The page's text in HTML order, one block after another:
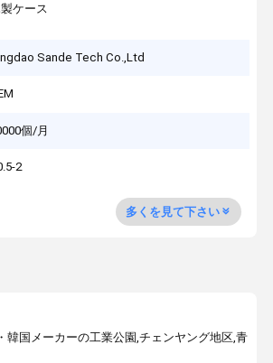
ケース
Sande Tech Co.,Ltd
個/月
2
多くを見て下さい
韓国メーカーの工業公園,チェンヤング地区,青